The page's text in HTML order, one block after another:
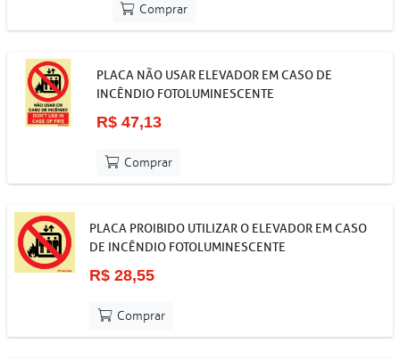
Comprar
PLACA NÃO USAR ELEVADOR EM CASO DE
INCÊNDIO FOTOLUMINESCENTE
R$ 47,13
Comprar
PLACA PROIBIDO UTILIZAR O ELEVADOR EM CASO
DE INCÊNDIO FOTOLUMINESCENTE
R$ 28,55
Comprar